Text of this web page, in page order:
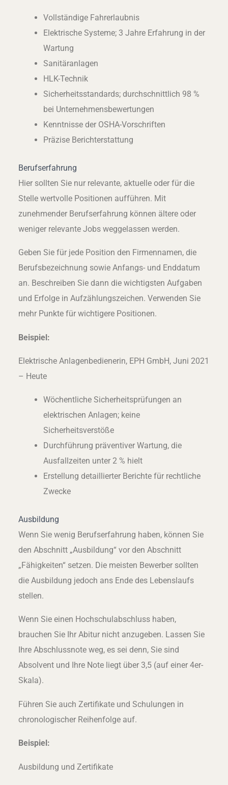
Vollständige Fahrerlaubnis
Elektrische Systeme; 3 Jahre Erfahrung in der
Wartung
Sanitäranlagen
HLK-Technik
Sicherheitsstandards; durchschnittlich 98 %
bei Unternehmensbewertungen
Kenntnisse der OSHA-Vorschriften
Präzise Berichterstattung
Berufserfahrung
Hier sollten Sie nur relevante, aktuelle oder für die
Stelle wertvolle Positionen aufführen. Mit
zunehmender Berufserfahrung können ältere oder
weniger relevante Jobs weggelassen werden.
Geben Sie für jede Position den Firmennamen, die
Berufsbezeichnung sowie Anfangs- und Enddatum
an. Beschreiben Sie dann die wichtigsten Aufgaben
und Erfolge in Aufzählungszeichen. Verwenden Sie
mehr Punkte für wichtigere Positionen.
Beispiel:
Elektrische Anlagenbedienerin, EPH GmbH, Juni 2021
– Heute
Wöchentliche Sicherheitsprüfungen an
elektrischen Anlagen; keine
Sicherheitsverstöße
Durchführung präventiver Wartung, die
Ausfallzeiten unter 2 % hielt
Erstellung detaillierter Berichte für rechtliche
Zwecke
Ausbildung
Wenn Sie wenig Berufserfahrung haben, können Sie
den Abschnitt „Ausbildung“ vor den Abschnitt
„Fähigkeiten“ setzen. Die meisten Bewerber sollten
die Ausbildung jedoch ans Ende des Lebenslaufs
stellen.
Wenn Sie einen Hochschulabschluss haben,
brauchen Sie Ihr Abitur nicht anzugeben. Lassen Sie
Ihre Abschlussnote weg, es sei denn, Sie sind
Absolvent und Ihre Note liegt über 3,5 (auf einer 4er-
Skala).
Führen Sie auch Zertifikate und Schulungen in
chronologischer Reihenfolge auf.
Beispiel:
Ausbildung und Zertifikate